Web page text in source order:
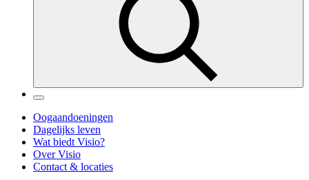
Oogaandoeningen
Dagelijks leven
Wat biedt Visio?
Over Visio
Contact & locaties